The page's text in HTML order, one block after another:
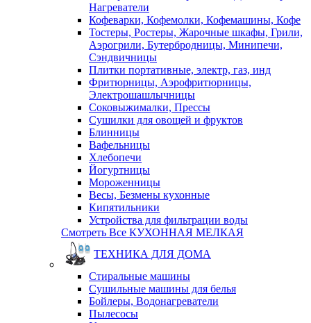
Нагреватели
Кофеварки, Кофемолки, Кофемашины, Кофе
Тостеры, Ростеры, Жарочные шкафы, Грили,
Аэрогрили, Бутербродницы, Минипечи,
Сэндвичницы
Плитки портативные, электр, газ, инд
Фритюрницы, Аэрофритюрницы,
Электрошашлычницы
Соковыжималки, Прессы
Сушилки для овощей и фруктов
Блинницы
Вафельницы
Хлебопечи
Йогуртницы
Мороженницы
Весы, Безмены кухонные
Кипятильники
Устройства для фильтрации воды
Смотреть Все КУХОННАЯ МЕЛКАЯ
ТЕХНИКА ДЛЯ ДОМА
Стиральные машины
Сушильные машины для белья
Бойлеры, Водонагреватели
Пылесосы